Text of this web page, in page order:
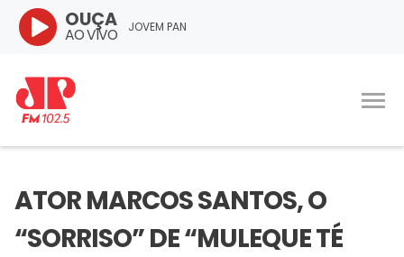
JOVEM PAN
OUÇA
AO VIVO
ATOR MARCOS SANTOS, O
“SORRISO” DE “MULEQUE TÉ